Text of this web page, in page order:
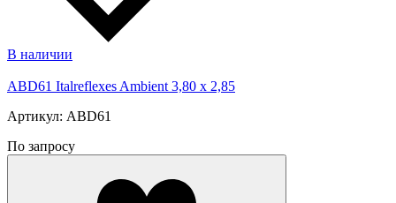
В наличии
ABD61 Italreflexes Ambient 3,80 x 2,85
Артикул: ABD61
По запросу